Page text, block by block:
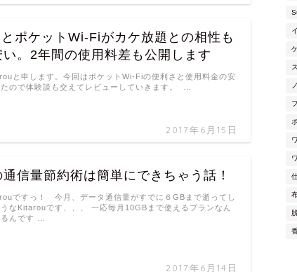
ポケットWi-Fiがカケ放題との相性も
い。2年間の使用料差も公開します
2017年6月15日
と申します。今回はポケットWi-Fiの便利さと使用料金の安
ので体験談も交えてレビューしていきます。 …
通信量節約術は簡単にできちゃう話！
2017年6月14日
ですっ！ 今月、データ通信量がすでに６GBまで逝ってし
なKitarouです、、、 一応毎月10GBまで使えるプランなん
んです …